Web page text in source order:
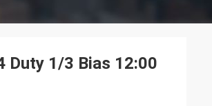
Duty 1/3 Bias 12:00